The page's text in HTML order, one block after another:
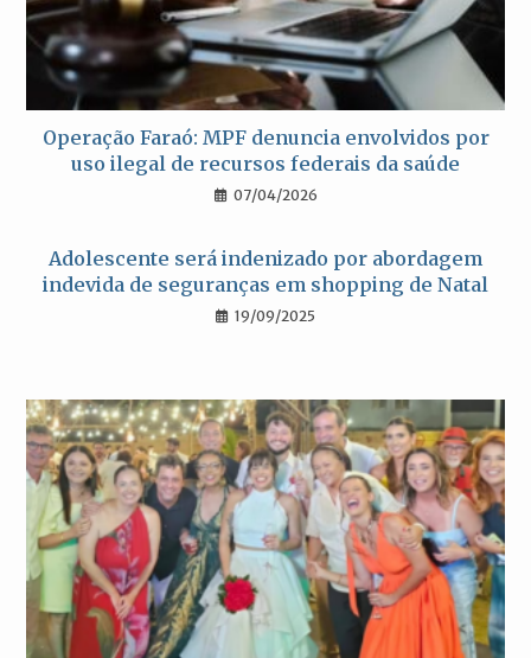
Operação Faraó: MPF denuncia envolvidos por
uso ilegal de recursos federais da saúde
07/04/2026
Adolescente será indenizado por abordagem
indevida de seguranças em shopping de Natal
19/09/2025